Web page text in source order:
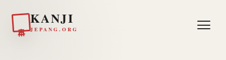
KANJI
JEPANG.ORG